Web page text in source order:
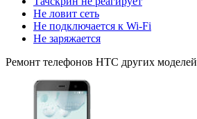
Не ловит сеть
Не подключается к Wi-Fi
Не заряжается
Ремонт телефонов HTC других моделей